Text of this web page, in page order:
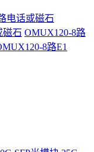
电话或磁石
磁石 OMUX120-8路
8路E1